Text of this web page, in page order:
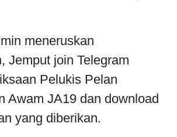
meneruskan
Jemput join Telegram
Pelukis Pelan
Awam JA19 dan download
yang diberikan.